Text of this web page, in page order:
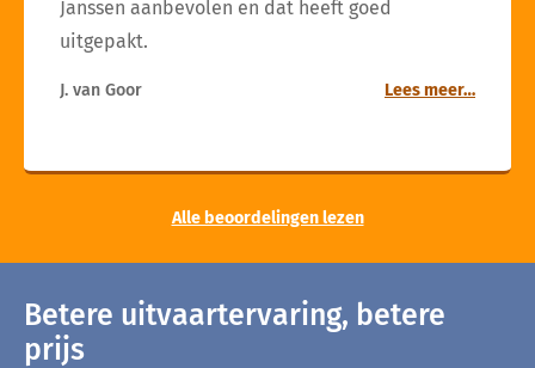
Janssen aanbevolen en dat heeft goed
uitgepakt.
J. van Goor Lees meer…
Alle beoordelingen lezen
Betere uitvaartervaring, betere
prijs